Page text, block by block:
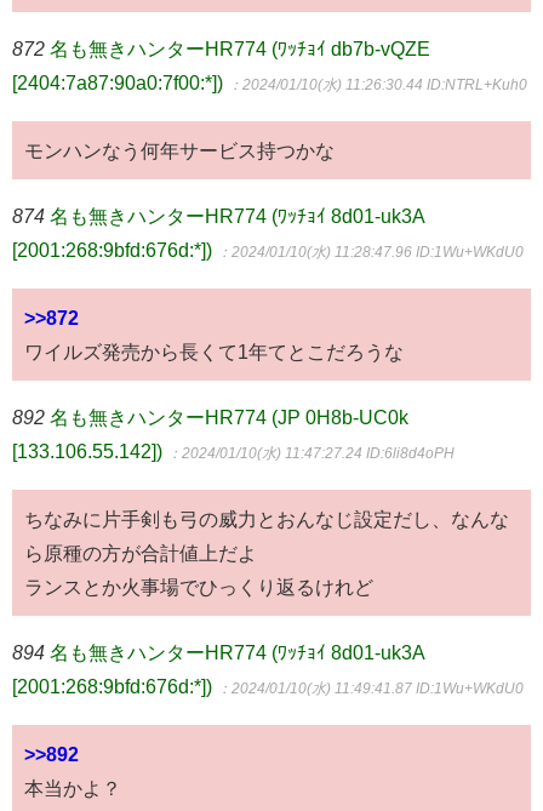
872 名も無きハンターHR774 (ﾜｯﾁｮｲ db7b-vQZE
[2404:7a87:90a0:7f00:*])
：2024/01/10(水) 11:26:30.44 ID:NTRL+Kuh0
モンハンなう何年サービス持つかな
874 名も無きハンターHR774 (ﾜｯﾁｮｲ 8d01-uk3A
[2001:268:9bfd:676d:*])
：2024/01/10(水) 11:28:47.96 ID:1Wu+WKdU0
>>872
ワイルズ発売から長くて1年てとこだろうな
892 名も無きハンターHR774 (JP 0H8b-UC0k
[133.106.55.142])
：2024/01/10(水) 11:47:27.24 ID:6li8d4oPH
ちなみに片手剣も弓の威力とおんなじ設定だし、なんな
ら原種の方が合計値上だよ
ランスとか火事場でひっくり返るけれど
894 名も無きハンターHR774 (ﾜｯﾁｮｲ 8d01-uk3A
[2001:268:9bfd:676d:*])
：2024/01/10(水) 11:49:41.87 ID:1Wu+WKdU0
>>892
本当かよ？